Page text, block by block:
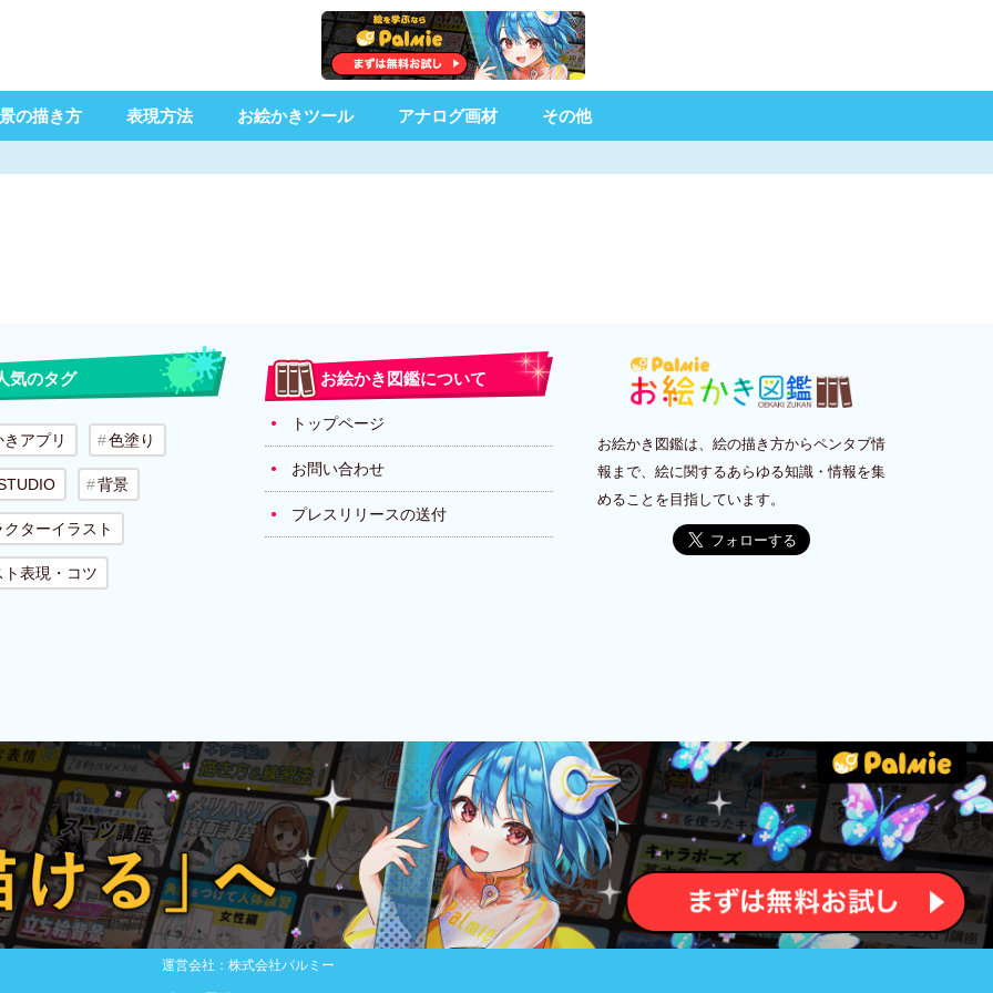
の描き方 表現方法 お絵かきツール アナログ画材 その他
気のタグ
アプリ 色塗り
背景
ターイラスト
ト表現・コツ
お絵かき図鑑について
トップページ
お問い合わせ
プレスリリースの送付
お絵かき図鑑は、絵の描き方からペンタブ情
報まで、絵に関するあらゆる知識・情報を集
めることを目指しています。
運営会社：株式会社パルミー